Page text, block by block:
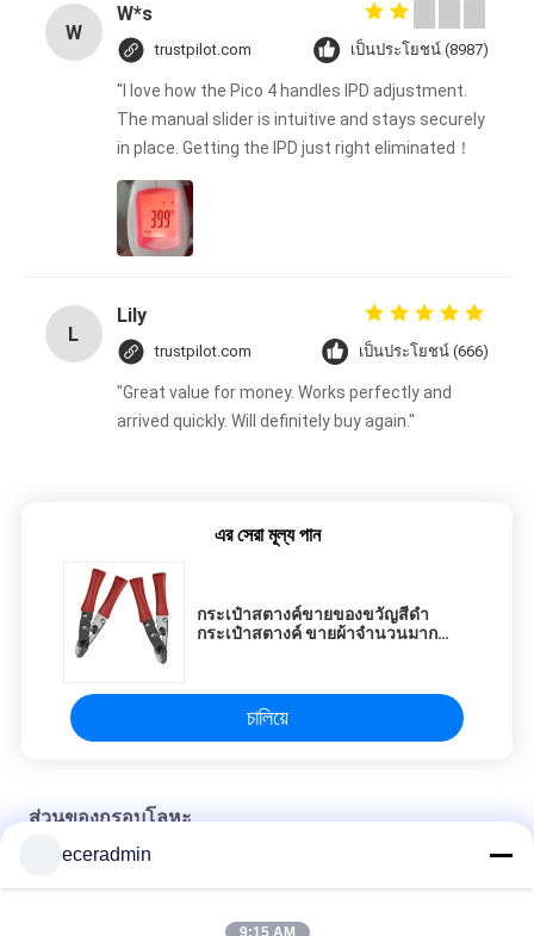
W
W*s
trustpilot.com เป็นประโยชน์ (8987)
"I love how the Pico 4 handles IPD adjustment.
The manual slider is intuitive and stays securely
in place. Getting the IPD just right eliminated！
L
Lily
trustpilot.com เป็นประโยชน์ (666)
"Great value for money. Works perfectly and
arrived quickly. Will definitely buy again."
এর সেরা মূল্য পান
กระเป๋าสตางค์ขายของขวัญสีดํา
กระเป๋าสตางค์ ขายผ้าจํานวนมาก
চালিয়ে
ส่วนของกรอบโลหะ
eceradmin
9:15 AM